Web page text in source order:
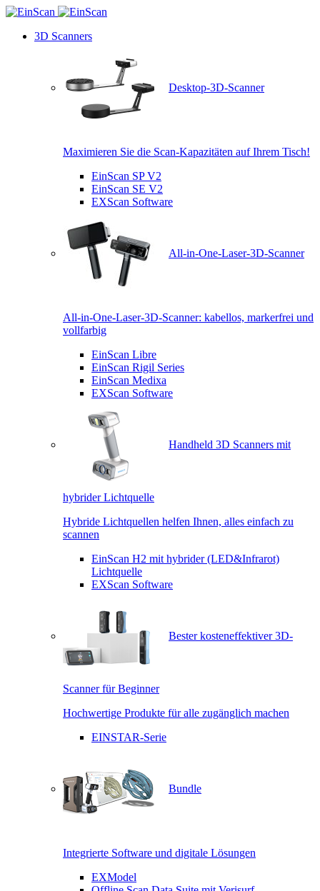
3D Scanners
Desktop-3D-Scanner
Maximieren Sie die Scan-Kapazitäten auf Ihrem Tisch!
EinScan SP V2
EinScan SE V2
EXScan Software
All-in-One-Laser-3D-Scanner
All-in-One-Laser-3D-Scanner: kabellos, markerfrei und
vollfarbig
EinScan Libre
EinScan Rigil Series
EinScan Medixa
EXScan Software
Handheld 3D Scanners mit
hybrider Lichtquelle
Hybride Lichtquellen helfen Ihnen, alles einfach zu
scannen
EinScan H2 mit hybrider (LED&Infrarot)
Lichtquelle
EXScan Software
Bester kosteneffektiver 3D-
Scanner für Beginner
Hochwertige Produkte für alle zugänglich machen
EINSTAR-Serie
Bundle
Integrierte Software und digitale Lösungen
EXModel